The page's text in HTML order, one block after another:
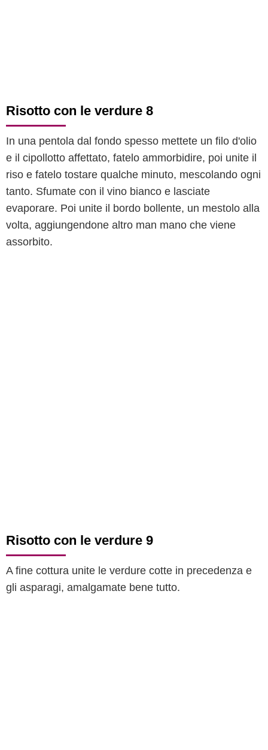
Risotto con le verdure 8
In una pentola dal fondo spesso mettete un filo d'olio
e il cipollotto affettato, fatelo ammorbidire, poi unite il
riso e fatelo tostare qualche minuto, mescolando ogni
tanto. Sfumate con il vino bianco e lasciate
evaporare. Poi unite il bordo bollente, un mestolo alla
volta, aggiungendone altro man mano che viene
assorbito.
Risotto con le verdure 9
A fine cottura unite le verdure cotte in precedenza e
gli asparagi, amalgamate bene tutto.